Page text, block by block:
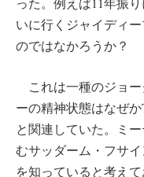
いに行くジャイディ
のではなかろうか？
これは一種のジョー
ーの精神状態はなぜ
と関連していた。ミ
むサッダーム・フサ
を知っていると考え